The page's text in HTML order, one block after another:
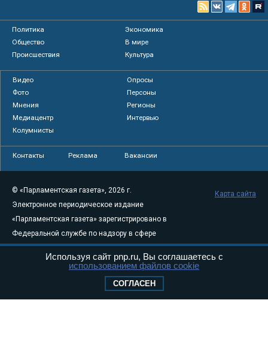
Политика
Экономика
Общество
В мире
Происшествия
Культура
Видео
Опросы
Фото
Персоны
Мнения
Регионы
Медиацентр
Интервью
Колумнисты
Контакты Реклама Вакансии
© «Парламентская газета», 2026 г.
Электронное периодическое издание
«Парламентская газета» зарегистрировано в
Федеральной службе по надзору в сфере
связи, информационных технологий и
массовых коммуникаций (Роскомнадзор) 05
Свидетельство о регистрации Эл № ФС77-
Карта сайта
Используя сайт pnp.ru, Вы соглашаетесь с
использованием файлов cookie
СОГЛАСЕН